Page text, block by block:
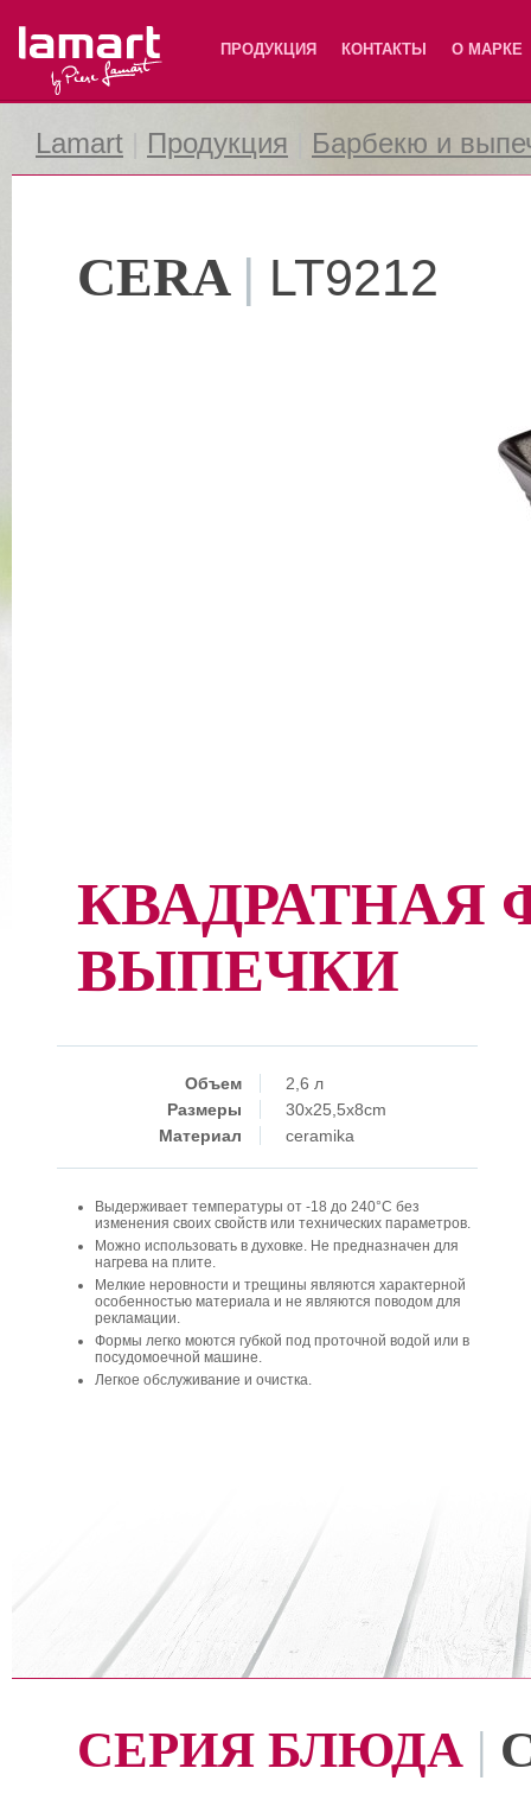
Lamart ПРОДУКЦИЯ КОНТАКТЫ О МАРКЕ
Lamart Продукция Барбекю и
CERA | LT9212
КВАДРАТНАЯ
ВЫПЕЧКИ
Объем
2,6 л
Размеры
30x25,5x8cm
Материал
ceramika
Выдерживает температуры от -18 до 240°C без
изменения своих свойств или технических параметров.
Можно использовать в духовке. Не предназначен для
нагрева на плите.
Мелкие неровности и трещины являются характерной
особенностью материала и не являются поводом для
рекламации.
Формы легко моются губкой под проточной водой или в
посудомоечной машине.
Легкое обслуживание и очистка.
СЕРИЯ БЛЮДА |